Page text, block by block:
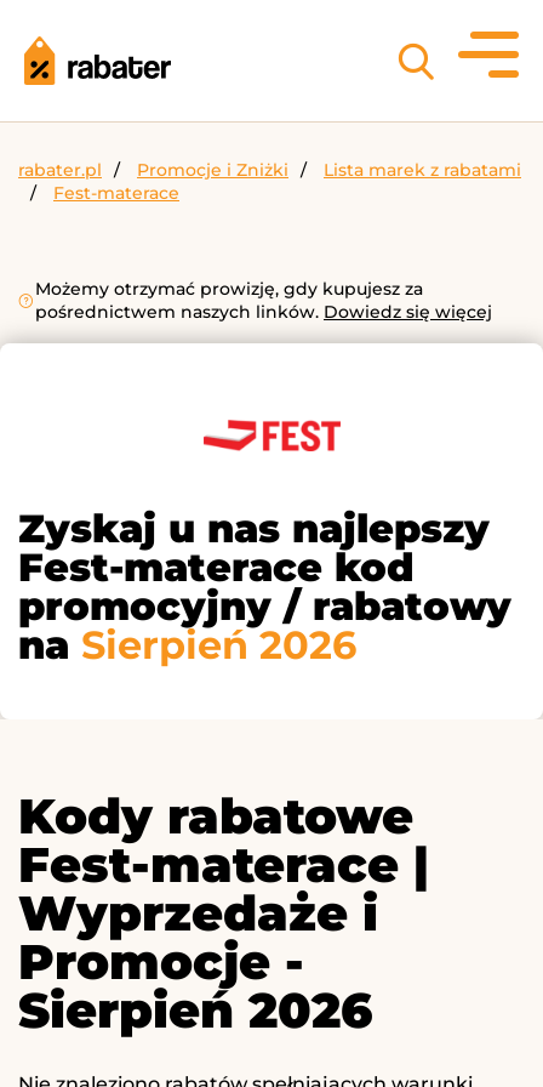
rabater.pl Promocje i Zniżki
Lista marek z rabatami
Fest-materace
Możemy otrzymać prowizję, gdy kupujesz za
pośrednictwem naszych linków. Dowiedz się więcej
Zyskaj u nas najlepszy
Fest-materace kod
promocyjny / rabatowy
na Sierpień 2026
Kody rabatowe
Fest-materace |
Wyprzedaże i
Promocje -
Sierpień 2026